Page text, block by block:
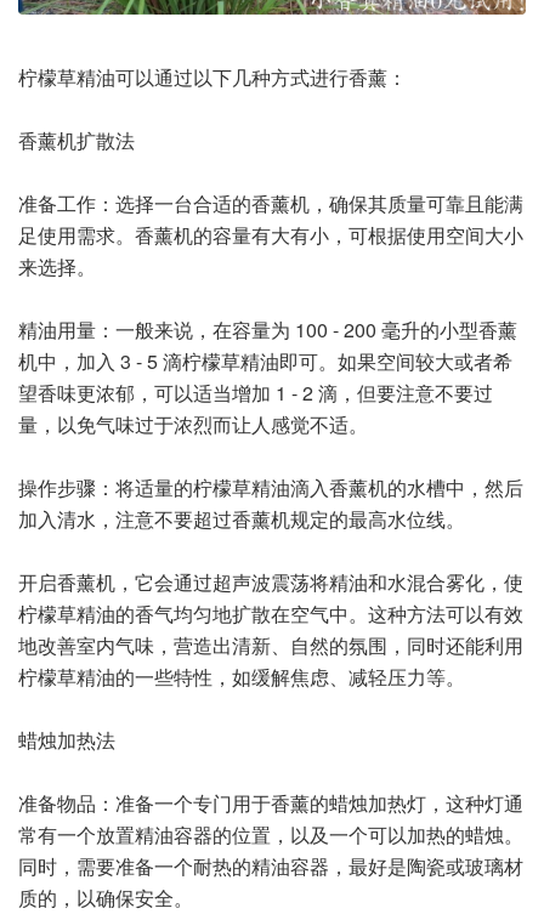
柠檬草精油可以通过以下几种方式进行香薰：
香薰机扩散法
准备工作：选择一台合适的香薰机，确保其质量可靠且能满
足使用需求。香薰机的容量有大有小，可根据使用空间大小
来选择。
精油用量：一般来说，在容量为 100 - 200 毫升的小型香薰
机中，加入 3 - 5 滴柠檬草精油即可。如果空间较大或者希
望香味更浓郁，可以适当增加 1 - 2 滴，但要注意不要过
量，以免气味过于浓烈而让人感觉不适。
操作步骤：将适量的柠檬草精油滴入香薰机的水槽中，然后
加入清水，注意不要超过香薰机规定的最高水位线。
开启香薰机，它会通过超声波震荡将精油和水混合雾化，使
柠檬草精油的香气均匀地扩散在空气中。这种方法可以有效
地改善室内气味，营造出清新、自然的氛围，同时还能利用
柠檬草精油的一些特性，如缓解焦虑、减轻压力等。
蜡烛加热法
准备物品：准备一个专门用于香薰的蜡烛加热灯，这种灯通
常有一个放置精油容器的位置，以及一个可以加热的蜡烛。
同时，需要准备一个耐热的精油容器，最好是陶瓷或玻璃材
质的，以确保安全。